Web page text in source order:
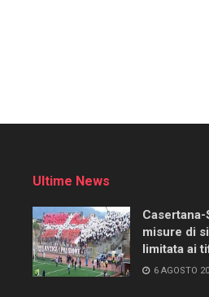
Ultime News
misure di
limitata ai
6 AGOSTO